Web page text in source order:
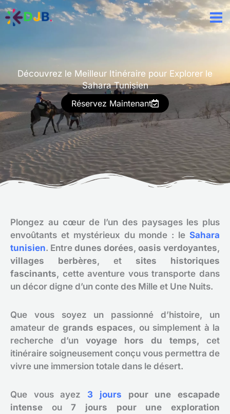
Aller
au
Découvrez le Meilleur Itinéraire pour Explorer le
Sahara Tunisien
Réservez Maintenant
Plongez au cœur de l’un des paysages les plus
envoûtants et mystérieux du monde : le Sahara
tunisien. Entre dunes dorées, oasis verdoyantes,
villages berbères, et sites historiques
fascinants, cette aventure vous transporte dans
un décor digne d’un conte des Mille et Une Nuits.
Que vous soyez un passionné d’histoire, un
amateur de grands espaces, ou simplement à la
recherche d’un voyage hors du temps, cet
itinéraire soigneusement conçu vous permettra de
vivre une immersion totale dans le désert.
Que vous ayez 3 jours pour une escapade
intense ou7 jours pour une exploration